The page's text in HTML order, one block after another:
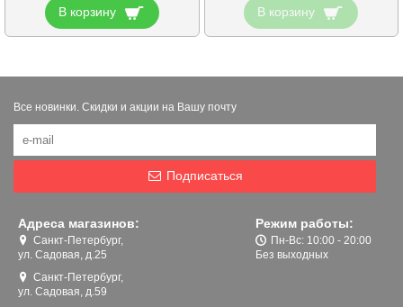
В корзину В корзину
Все новинки. Скидки и акции на Вашу почту
Подписаться
Адреса магазинов:
Санкт-Петербург,
ул. Садовая, д.25
Санкт-Петербург,
ул. Садовая, д.59
Режим работы:
Пн-Вс: 10:00 - 20:00
Без выходных